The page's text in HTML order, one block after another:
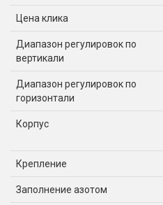
Цена клика
Диапазон регулировок по
вертикали
Диапазон регулировок по
горизонтали
Корпус
Крепление
Заполнение азотом